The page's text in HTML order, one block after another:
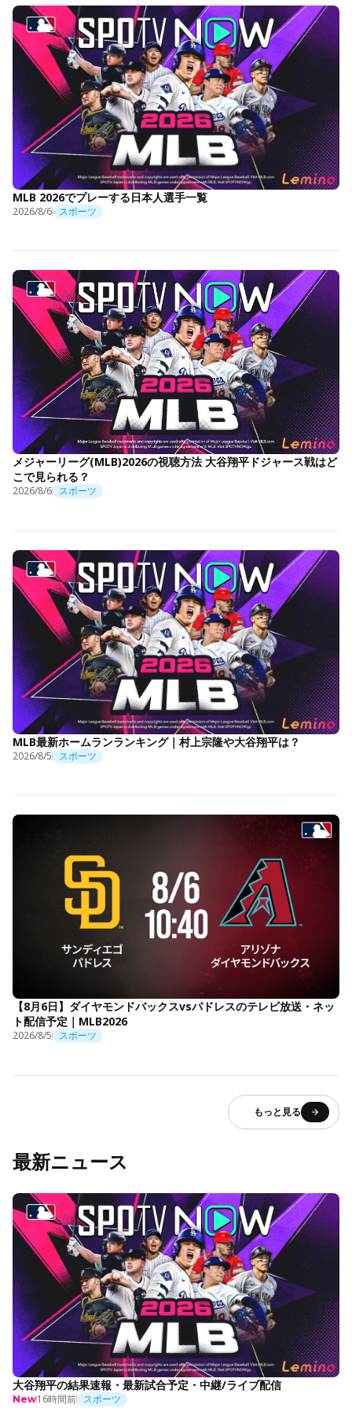
MLB 2026でプレーする日本人選手一覧
2026/8/6 スポーツ
メジャーリーグ(MLB)2026の視聴方法 大谷翔平ドジャース戦はど
こで見られる？
2026/8/6 スポーツ
MLB最新ホームランランキング｜村上宗隆や大谷翔平は？
2026/8/5 スポーツ
【8月6日】ダイヤモンドバックスvsパドレスのテレビ放送・ネッ
ト配信予定｜MLB2026
2026/8/5 スポーツ
もっと見る
最新ニュース
大谷翔平の結果速報・最新試合予定・中継/ライブ配信
New16時間前 スポーツ